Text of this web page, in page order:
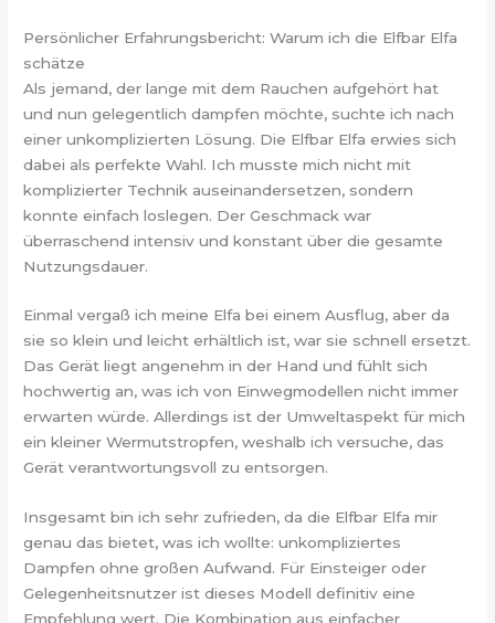
Persönlicher Erfahrungsbericht: Warum ich die Elfbar Elfa
schätze
Als jemand, der lange mit dem Rauchen aufgehört hat
und nun gelegentlich dampfen möchte, suchte ich nach
einer unkomplizierten Lösung. Die Elfbar Elfa erwies sich
dabei als perfekte Wahl. Ich musste mich nicht mit
komplizierter Technik auseinandersetzen, sondern
konnte einfach loslegen. Der Geschmack war
überraschend intensiv und konstant über die gesamte
Nutzungsdauer.
Einmal vergaß ich meine Elfa bei einem Ausflug, aber da
sie so klein und leicht erhältlich ist, war sie schnell ersetzt.
Das Gerät liegt angenehm in der Hand und fühlt sich
hochwertig an, was ich von Einwegmodellen nicht immer
erwarten würde. Allerdings ist der Umweltaspekt für mich
ein kleiner Wermutstropfen, weshalb ich versuche, das
Gerät verantwortungsvoll zu entsorgen.
Insgesamt bin ich sehr zufrieden, da die Elfbar Elfa mir
genau das bietet, was ich wollte: unkompliziertes
Dampfen ohne großen Aufwand. Für Einsteiger oder
Gelegenheitsnutzer ist dieses Modell definitiv eine
Empfehlung wert. Die Kombination aus einfacher